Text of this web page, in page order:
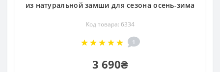
из натуральной замши для сезона осень-зима
Код товара: 6334
1
3 690₴